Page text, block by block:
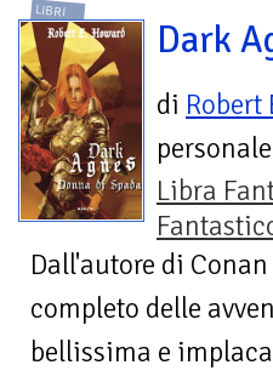
LIBRI
Dark
di Robert
personale
Libra
Dall'autore di
completo delle
bellissima e